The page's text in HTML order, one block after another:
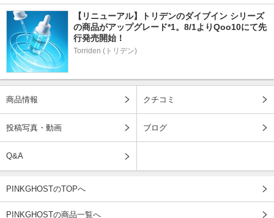
【リニューアル】トリデンのダイブイン シリーズ
の商品がアップグレード*1。8/1よりQoo10にて先
行発売開始！
Torriden (トリデン)
商品情報 クチコミ
投稿写真・動画 ブログ
Q&A
PINKGHOSTのTOPへ
PINKGHOSTの商品一覧へ